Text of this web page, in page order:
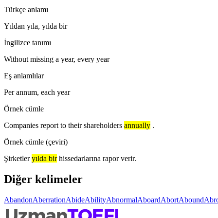
Türkçe anlamı
Yıldan yıla, yılda bir
İngilizce tanımı
Without missing a year, every year
Eş anlamlılar
Per annum, each year
Örnek cümle
Companies report to their shareholders annually .
Örnek cümle (çeviri)
Şirketler yılda bir hissedarlarına rapor verir.
Diğer kelimeler
AbandonAberrationAbideAbilityAbnormalAboardAbortAbound